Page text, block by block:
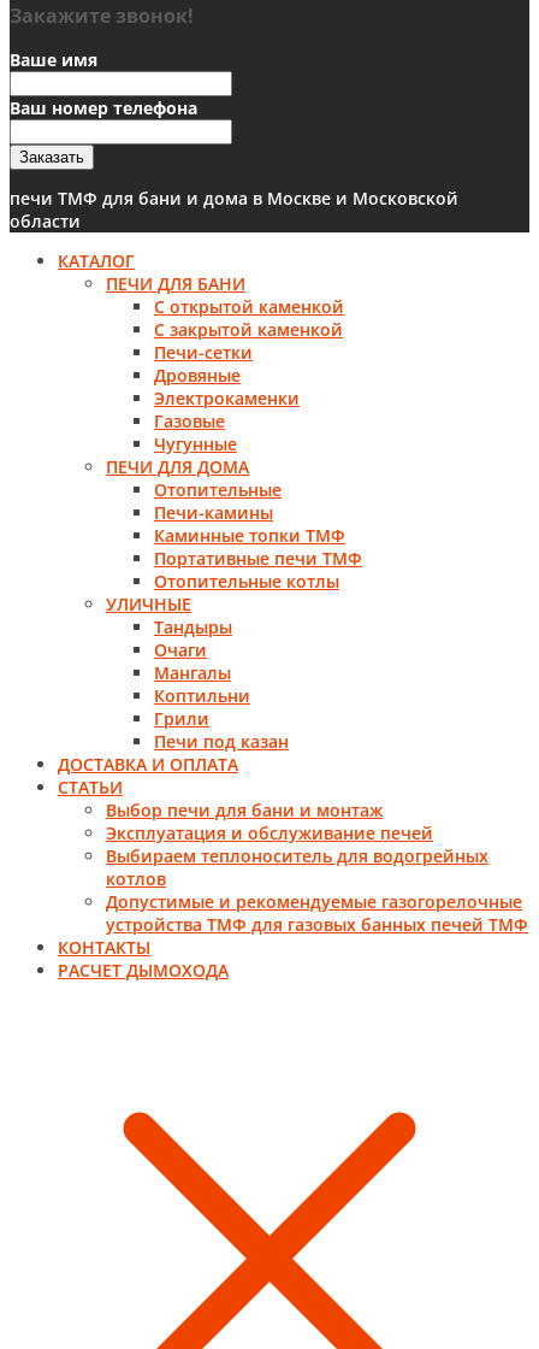
Закажите звонок!
Ваше имя
Ваш номер телефона
Заказать
печи ТМФ для бани и дома в Москве и Московской
области
КАТАЛОГ
ПЕЧИ ДЛЯ БАНИ
С открытой каменкой
С закрытой каменкой
Печи-сетки
Дровяные
Электрокаменки
Газовые
Чугунные
ПЕЧИ ДЛЯ ДОМА
Отопительные
Печи-камины
Каминные топки ТМФ
Портативные печи ТМФ
Отопительные котлы
УЛИЧНЫЕ
Тандыры
Очаги
Мангалы
Коптильни
Грили
Печи под казан
ДОСТАВКА И ОПЛАТА
СТАТЬИ
Выбор печи для бани и монтаж
Эксплуатация и обслуживание печей
Выбираем теплоноситель для водогрейных
котлов
Допустимые и рекомендуемые газогорелочные
устройства ТМФ для газовых банных печей ТМФ
КОНТАКТЫ
РАСЧЕТ ДЫМОХОДА